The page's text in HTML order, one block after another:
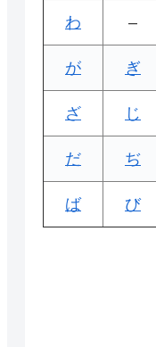
わ –
が ぎ
ざ じ
だ ぢ
ば び